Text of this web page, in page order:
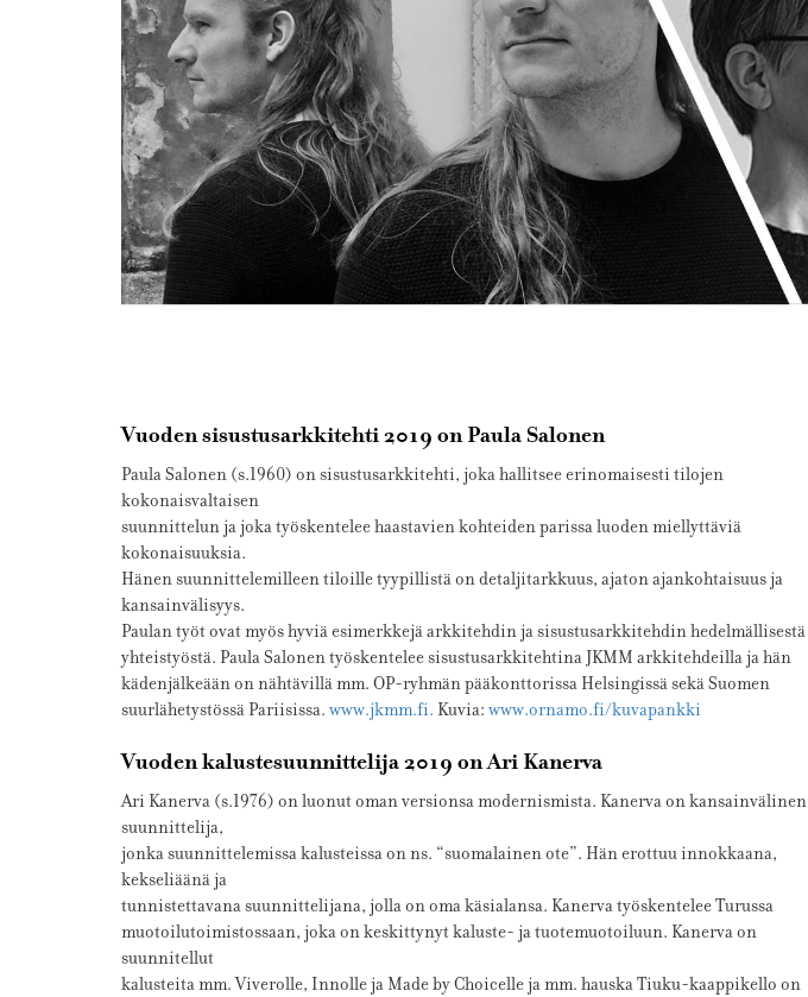
Vuoden sisustusarkkitehti 2019 on Paula Salonen
Paula Salonen (s.1960) on sisustusarkkitehti, joka hallitsee erinomaisesti tilojen
kokonaisvaltaisen
suunnittelun ja joka työskentelee haastavien kohteiden parissa luoden miellyttäviä
kokonaisuuksia.
Hänen suunnittelemilleen tiloille tyypillistä on detaljitarkkuus, ajaton ajankohtaisuus ja
kansainvälisyys.
Paulan työt ovat myös hyviä esimerkkejä arkkitehdin ja sisustusarkkitehdin hedelmällisestä
yhteistyöstä. Paula Salonen työskentelee sisustusarkkitehtina JKMM arkkitehdeilla ja hän
kädenjälkeään on nähtävillä mm. OP-ryhmän pääkonttorissa Helsingissä sekä Suomen
suurlähetystössä Pariisissa. www.jkmm.fi. Kuvia: www.ornamo.fi/kuvapankki
Vuoden kalustesuunnittelija 2019 on Ari Kanerva
Ari Kanerva (s.1976) on luonut oman versionsa modernismista. Kanerva on kansainvälinen
suunnittelija,
jonka suunnittelemissa kalusteissa on ns. “suomalainen ote”. Hän erottuu innokkaana,
kekseliäänä ja
tunnistettavana suunnittelijana, jolla on oma käsialansa. Kanerva työskentelee Turussa
muotoilutoimistossaan, joka on keskittynyt kaluste- ja tuotemuotoiluun. Kanerva on
suunnitellut
kalusteita mm. Viverolle, Innolle ja Made by Choicelle ja mm. hauska Tiuku-kaappikello on